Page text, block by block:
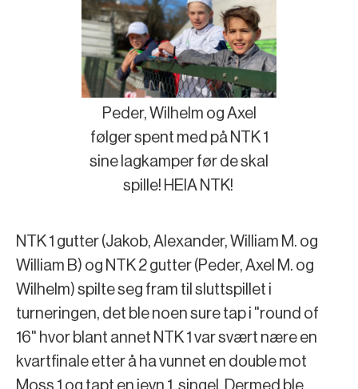
Peder, Wilhelm og Axel
følger spent med på NTK 1
sine lagkamper før de skal
spille! HEIA NTK!
NTK 1 gutter (Jakob, Alexander, William M. og
William B) og NTK 2 gutter (Peder, Axel M. og
Wilhelm) spilte seg fram til sluttspillet i
turneringen, det ble noen sure tap i "round of
16" hvor blant annet NTK 1 var svært nære en
kvartfinale etter å ha vunnet en double mot
Moss 1 og tapt en jevn 1. singel. Dermed ble